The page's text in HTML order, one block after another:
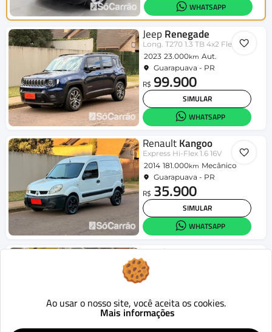
WHATSAPP
Jeep Renegade
Long. T270 1.3 TB 4x2 Flex Aut.
2023 23.000km Aut.
Guarapuava - PR
R$ 99.900
SIMULAR
WHATSAPP
RenaultKangoo
Express Hi-Flex 1.6 16V
2014 181.000km Mecânico
Guarapuava - PR
R$ 35.900
SIMULAR
WHATSAPP
HondaCity
Sedan EX 1.5 Flex 16V 4p Aut.
2021
R$ 91.900
Ao usar o nosso site, você aceita os cookies.
Mais informações